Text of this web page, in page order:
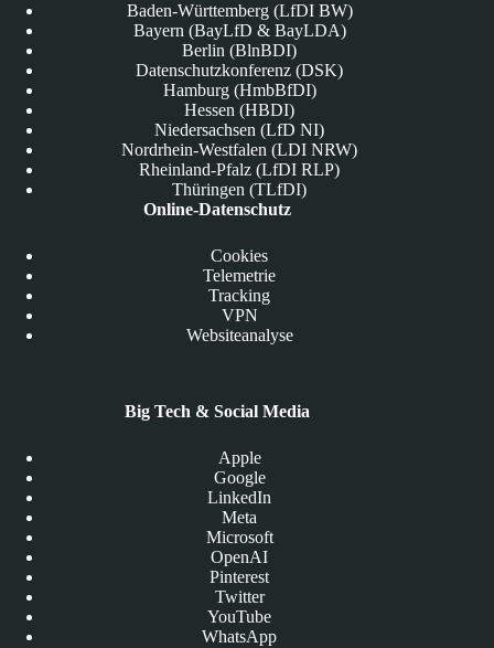
Baden-Württemberg (LfDI BW)
Bayern (BayLfD & BayLDA)
Berlin (BlnBDI)
Datenschutzkonferenz (DSK)
Hamburg (HmbBfDI)
Hessen (HBDI)
Niedersachsen (LfD NI)
Nordrhein-Westfalen (LDI NRW)
Rheinland-Pfalz (LfDI RLP)
Thüringen (TLfDI)
Online-Datenschutz
Cookies
Telemetrie
Tracking
VPN
Websiteanalyse
Big Tech & Social Media
Apple
Google
LinkedIn
Meta
Microsoft
OpenAI
Pinterest
Twitter
YouTube
WhatsApp